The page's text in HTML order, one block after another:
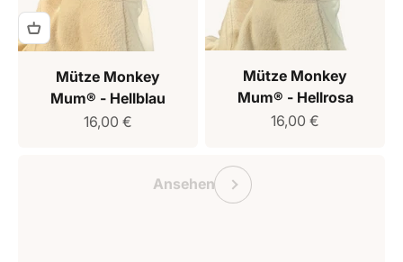
Mütze Monkey
Mum® - Hellblau
Verkaufspreis
16,00 €
Mütze Monkey
Mum® - Hellrosa
Verkaufspreis
16,00 €
AnsehenVorherige